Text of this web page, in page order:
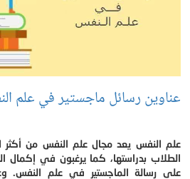
عناوين رسائل ماجستير في علم
علم النفس يعد مجال علم النفس من أكثر
الطلاب بدراستها، كما يرغبون في إكمال
على رسالة الماجستير في علم النفس.